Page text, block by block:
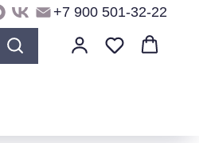
+7 900 501-32-22